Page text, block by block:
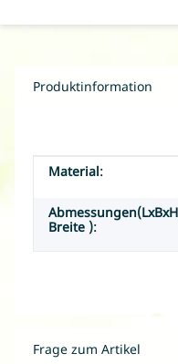
Produktinformation
Produkteigenschaft
Wert
Material:
Breite ):
Frage zum Artikel